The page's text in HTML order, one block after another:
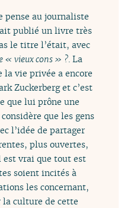
pense au journaliste
publié un livre très
le titre l’était, avec
« vieux cons » ?. La
vie privée a encore
Zuckerberg et c’est
que lui prône une
que les gens
l’idée de partager
plus ouvertes,
est vrai que tout est
soient incités à
les concernant,
la culture de cette